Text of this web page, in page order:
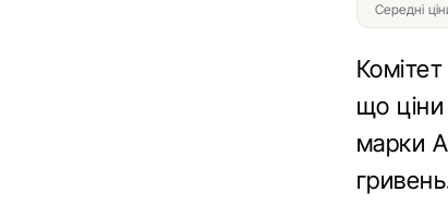
Середні
що
марки